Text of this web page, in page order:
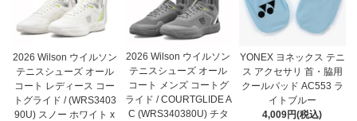
2026 Wilson ウイルソン
テニスシューズ オール
コート レディース コー
トグライド / (WRS3403
90U) スノー ホワイト x
2026 Wilson ウイルソン
テニスシューズ オール
コート メンズ コートグ
ライド / COURTGLIDE A
C (WRS340380U) チタ
YONEX ヨネックス テニ
ス アクセサリ 首・脇用
クールパッド AC553 ラ
イトブルー
4,009円(税込)